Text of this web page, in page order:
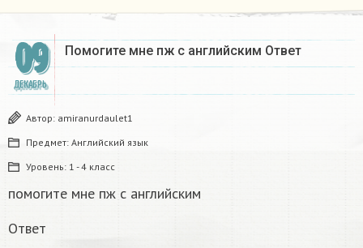
09
ДЕКАБРЬ
Помогите мне пж с английским Ответ ​
Автор: amiranurdaulet1
Предмет: Английский язык
Уровень: 1 - 4 класс
помогите мне пж с английским
Ответ